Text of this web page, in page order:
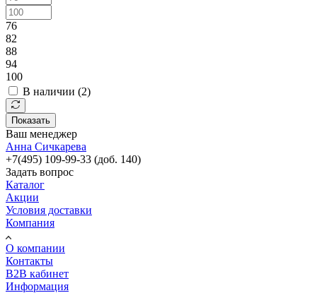
76
82
88
94
100
В наличии (2)
Показать
Ваш менеджер
Анна Сичкарева
+7(495) 109-99-33 (доб. 140)
Задать вопрос
Каталог
Акции
Условия доставки
Компания
О компании
Контакты
B2B кабинет
Информация